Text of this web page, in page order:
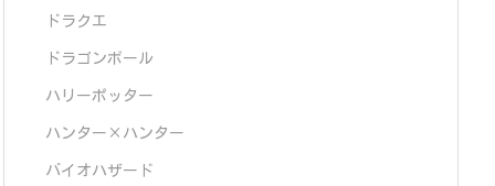
ドラクエ
ドラゴンボール
ハリーポッター
ハンター×ハンター
バイオハザード